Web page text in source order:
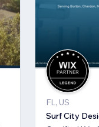
FL, US
Surf City